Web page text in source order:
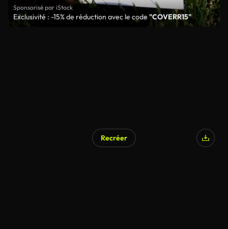
Sponsorisé par iStock
Exclusivité : -15% de réduction avec le code "COVERR15"
Recréer